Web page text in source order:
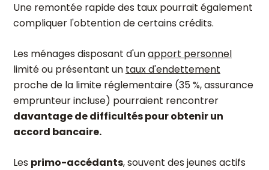
Une remontée rapide des taux pourrait également
compliquer l'obtention de certains crédits.
Les ménages disposant d'unapport personnel
limité ou présentant un taux d'endettement
proche de la limite réglementaire (35 %, assurance
emprunteur incluse) pourraient rencontrer
davantage de difficultés pour obtenir un
accord bancaire.
Les primo-accédants, souvent des jeunes actifs